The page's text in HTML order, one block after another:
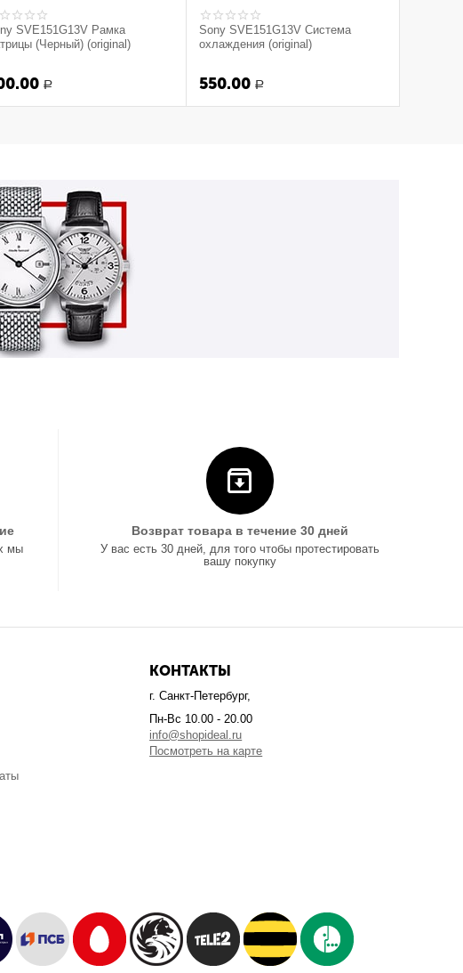
SVE151G13V Рамка
(Черный) (original)
Р
Sony SVE151G13V Система
охлаждения (original)
550.00 Р
мы
Возврат товара в течение 30 дней
У вас есть 30 дней, для того чтобы протестировать
вашу покупку
КОНТАКТЫ
г. Санкт-Петербург,
Пн-Вс 10.00 - 20.00
info@shopideal.ru
Посмотреть на карте